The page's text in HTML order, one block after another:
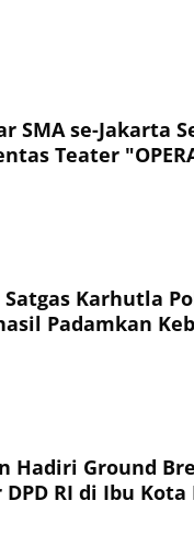
SMA se-Jakarta
Teater
Karhutla
Padamkan
Hadiri Ground
RI di Ibu